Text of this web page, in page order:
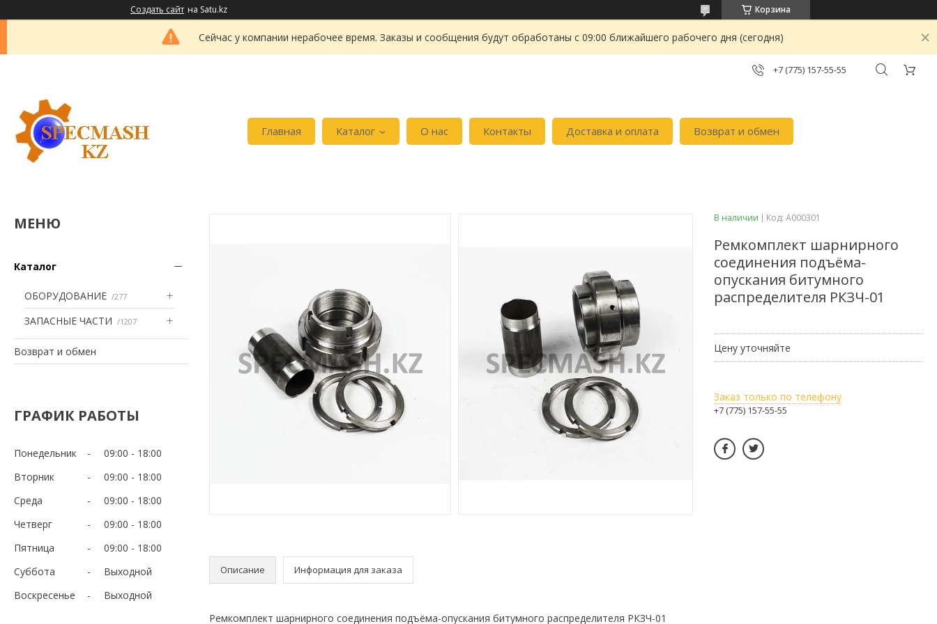
Создать сайт на Satu.kz Корзина
Сейчас у компании нерабочее время. Заказы и сообщения будут обработаны с 09:00 ближайшего рабочего дня (сегодня)
+7 (775) 157-55-55
Главная Каталог О нас Контакты Доставка и оплата Возврат и обмен
Каталог
ОБОРУДОВАНИЕ 277
ЗАПАСНЫЕ ЧАСТИ 1207
Возврат и обмен
ГРАФИК РАБОТЫ
Понедельник 09:00
18:00
Вторник
09:00
18:00
Среда
09:00
18:00
Четверг
09:00
18:00
Пятница
09:00
18:00
Суббота
Выходной
Воскресенье
Выходной
Описание Информация для заказа
Ремкомплект шарнирного соединения подъёма-опускания битумного распределителя РКЗЧ-01
В наличии Код: А000301
Ремкомплект шарнирного
соединения подъёма-
опускания битумного
распределителя РКЗЧ-01
Цену уточняйте
Заказ только по телефону
+7 (775) 157-55-55